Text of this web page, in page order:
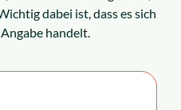
dabei ist, dass es sich
handelt.